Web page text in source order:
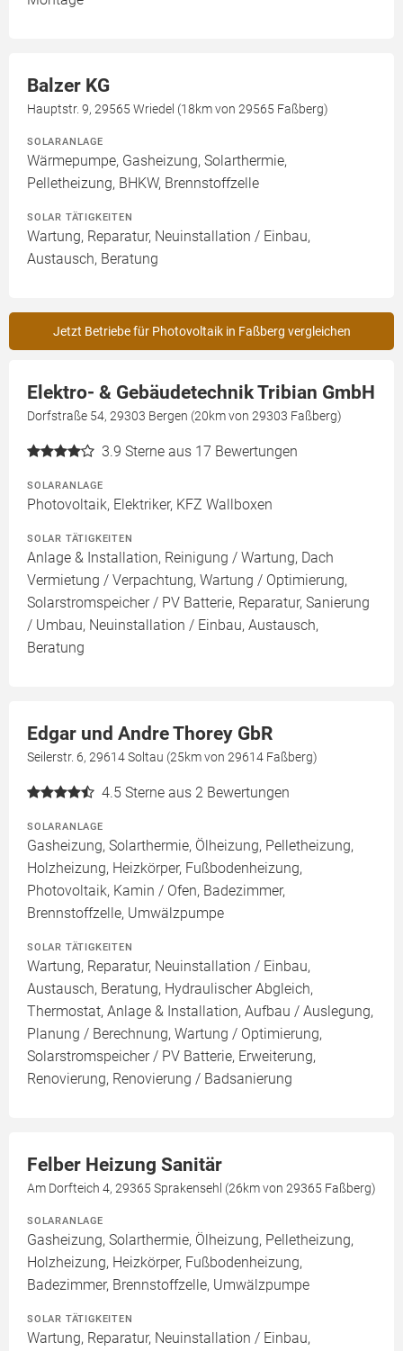
Balzer KG
Hauptstr. 9, 29565 Wriedel (18km von 29565 Faßberg)
SOLARANLAGE
Wärmepumpe, Gasheizung, Solarthermie,
Pelletheizung, BHKW, Brennstoffzelle
SOLAR TÄTIGKEITEN
Wartung, Reparatur, Neuinstallation / Einbau,
Austausch, Beratung
Jetzt Betriebe für Photovoltaik in Faßberg vergleichen
Elektro- & Gebäudetechnik Tribian GmbH
Dorfstraße 54, 29303 Bergen (20km von 29303 Faßberg)
3.9 Sterne aus 17 Bewertungen
SOLARANLAGE
Photovoltaik, Elektriker, KFZ Wallboxen
SOLAR TÄTIGKEITEN
Anlage & Installation, Reinigung / Wartung, Dach
Vermietung / Verpachtung, Wartung / Optimierung,
Solarstromspeicher / PV Batterie, Reparatur, Sanierung
/ Umbau, Neuinstallation / Einbau, Austausch,
Beratung
Edgar und Andre Thorey GbR
Seilerstr. 6, 29614 Soltau (25km von 29614 Faßberg)
4.5 Sterne aus 2 Bewertungen
SOLARANLAGE
Gasheizung, Solarthermie, Ölheizung, Pelletheizung,
Holzheizung, Heizkörper, Fußbodenheizung,
Photovoltaik, Kamin / Ofen, Badezimmer,
Brennstoffzelle, Umwälzpumpe
SOLAR TÄTIGKEITEN
Wartung, Reparatur, Neuinstallation / Einbau,
Austausch, Beratung, Hydraulischer Abgleich,
Thermostat, Anlage & Installation, Aufbau / Auslegung,
Planung / Berechnung, Wartung / Optimierung,
Solarstromspeicher / PV Batterie, Erweiterung,
Renovierung, Renovierung / Badsanierung
Felber Heizung Sanitär
Am Dorfteich 4, 29365 Sprakensehl (26km von 29365 Faßberg)
SOLARANLAGE
Gasheizung, Solarthermie, Ölheizung, Pelletheizung,
Holzheizung, Heizkörper, Fußbodenheizung,
Badezimmer, Brennstoffzelle, Umwälzpumpe
SOLAR TÄTIGKEITEN
Wartung, Reparatur, Neuinstallation / Einbau,